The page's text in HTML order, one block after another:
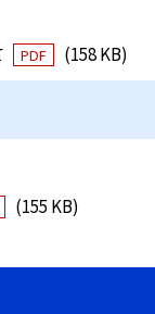
PDF (158 KB)
(155 KB)